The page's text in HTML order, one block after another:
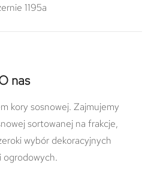
1195a
nas
kory sosnowej. Zajmujemy
sortowanej na frakcje,
wybór dekoracyjnych
ogrodowych.